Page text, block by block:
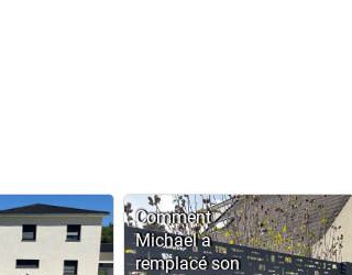
Comment
Michael a
remplacé son